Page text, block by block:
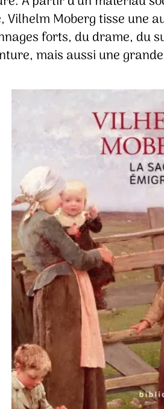
Vilhelm Moberg tisse une
forts, du drame, du
mais aussi une